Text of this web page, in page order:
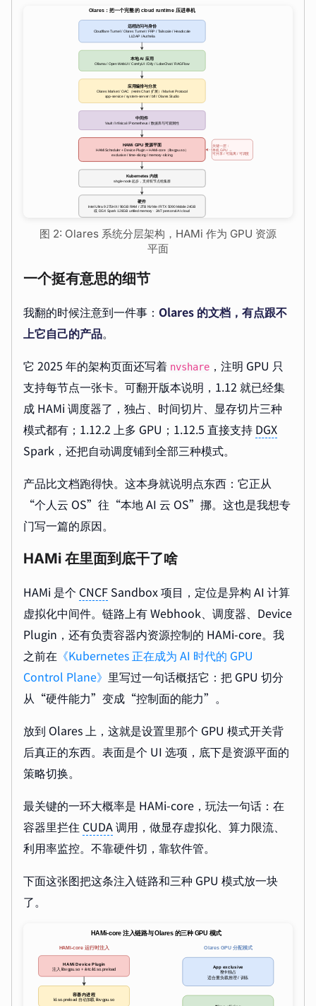
图 2: Olares 系统分层架构，HAMi 作为 GPU 资源
平面
一个挺有意思的细节
我翻的时候注意到一件事： Olares 的文档，有点跟不
上它自己的产品。
它 2025 年的架构页面还写着 nvshare ，注明 GPU 只
支持每节点一张卡。可翻开版本说明，1.12 就已经集
成 HAMi 调度器了，独占、时间切片、显存切片三种
模式都有；1.12.2 上多 GPU；1.12.5 直接支持 DGX
Spark，还把自动调度铺到全部三种模式。
产品比文档跑得快。这本身就说明点东西：它正从
“个人云 OS”往“本地 AI 云 OS”挪。这也是我想专
门写一篇的原因。
HAMi 在里面到底干了啥
HAMi 是个 CNCF Sandbox 项目，定位是异构 AI 计算
虚拟化中间件。链路上有 Webhook、调度器、Device
Plugin，还有负责容器内资源控制的 HAMi-core。我
之前在 《Kubernetes 正在成为 AI 时代的 GPU
Control Plane》 里写过一句话概括它：把 GPU 切分
从“硬件能力”变成“控制面的能力”。
放到 Olares 上，这就是设置里那个 GPU 模式开关背
后真正的东西。表面是个 UI 选项，底下是资源平面的
策略切换。
最关键的一环大概率是 HAMi-core，玩法一句话：在
容器里拦住 CUDA调用，做显存虚拟化、算力限流、
利用率监控。不靠硬件切，靠软件管。
下面这张图把这条注入链路和三种 GPU 模式放一块
了。